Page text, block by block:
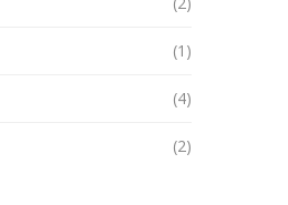
(1)
(4)
(2)